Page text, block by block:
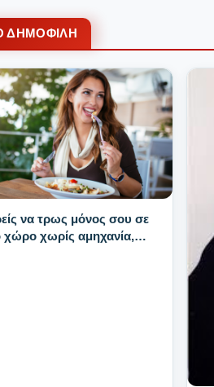
ΔΗΜΟΦΙΛΗ
να τρως μόνος σου σε
χώρο χωρίς αμηχανία,